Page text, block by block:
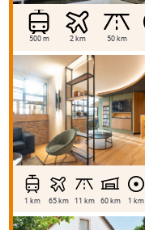
500 m 2 km 50 km
1 km 65 km 11 km 60 km 1 km